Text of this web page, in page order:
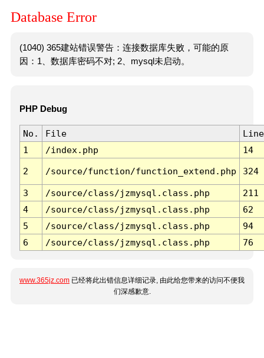
Database Error
(1040) 365建站错误警告：连接数据库失败，可能的原
因：1、数据库密码不对; 2、mysql未启动。
PHP Debug
No. File
Line
1
/index.php 14
2 /source/function/function_extend.php 324
3 /source/class/jzmysql.class.php
211
4
/source/class/jzmysql.class.php
62
5
/source/class/jzmysql.class.php
94
6
/source/class/jzmysql.class.php 76
www.365jz.com 已经将此出错信息详细记录, 由此给您带来的访问不便我
们深感歉意.